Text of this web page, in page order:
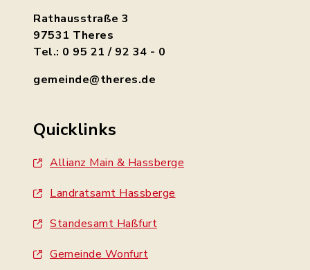
Rathausstraße 3
97531 Theres
Tel.: 0 95 21 / 92 34 - 0
gemeinde@theres.de
Quicklinks
Allianz Main & Hassberge
Landratsamt Hassberge
Standesamt Haßfurt
Gemeinde Wonfurt